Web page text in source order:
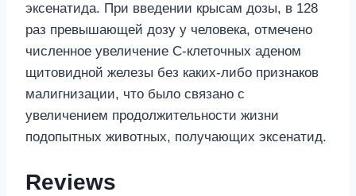
эксенатида. При введении крысам дозы, в 128
раз превышающей дозу у человека, отмечено
численное увеличение С-клеточных аденом
щитовидной железы без каких-либо признаков
малигнизации, что было связано с
увеличением продолжительности жизни
подопытных животных, получающих эксенатид.
Reviews